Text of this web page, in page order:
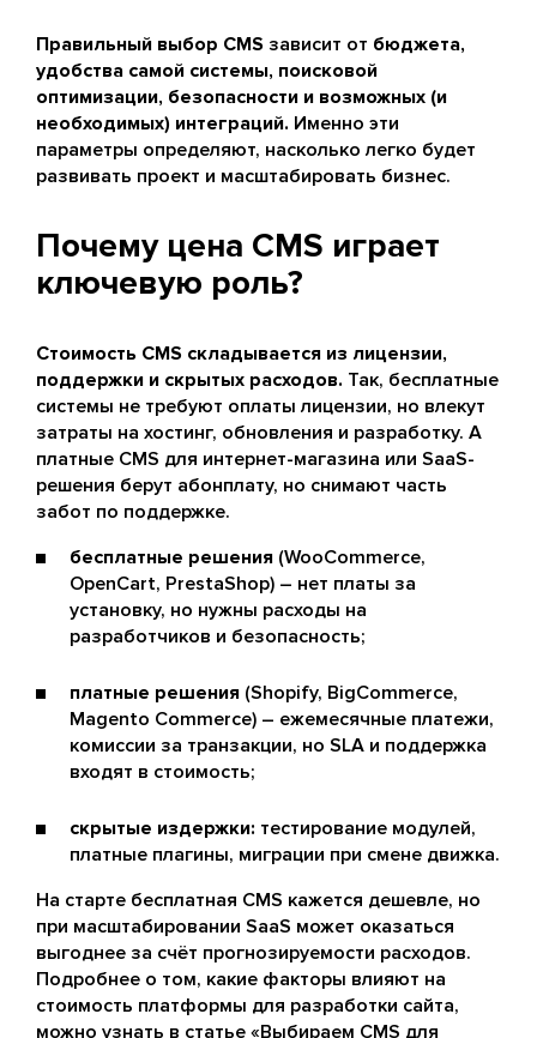
Правильный выбор CMS зависит от бюджета,
удобства самой системы, поисковой
оптимизации, безопасности и возможных (и
необходимых) интеграций. Именно эти
параметры определяют, насколько легко будет
развивать проект и масштабировать бизнес.
Почему цена CMS играет
ключевую роль?
Стоимость CMS складывается из лицензии,
поддержки и скрытых расходов. Так, бесплатные
системы не требуют оплаты лицензии, но влекут
затраты на хостинг, обновления и разработку. А
платные CMS для интернет-магазина или SaaS-
решения берут абонплату, но снимают часть
забот по поддержке.
бесплатные решения (WooCommerce,
OpenCart, PrestaShop) – нет платы за
установку, но нужны расходы на
разработчиков и безопасность;
платные решения (Shopify, BigCommerce,
Magento Commerce) – ежемесячные платежи,
комиссии за транзакции, но SLA и поддержка
входят в стоимость;
скрытые издержки: тестирование модулей,
платные плагины, миграции при смене движка.
На старте бесплатная CMS кажется дешевле, но
при масштабировании SaaS может оказаться
выгоднее за счёт прогнозируемости расходов.
Подробнее о том, какие факторы влияют на
стоимость платформы для разработки сайта,
можно узнать в статье «Выбираем CMS для